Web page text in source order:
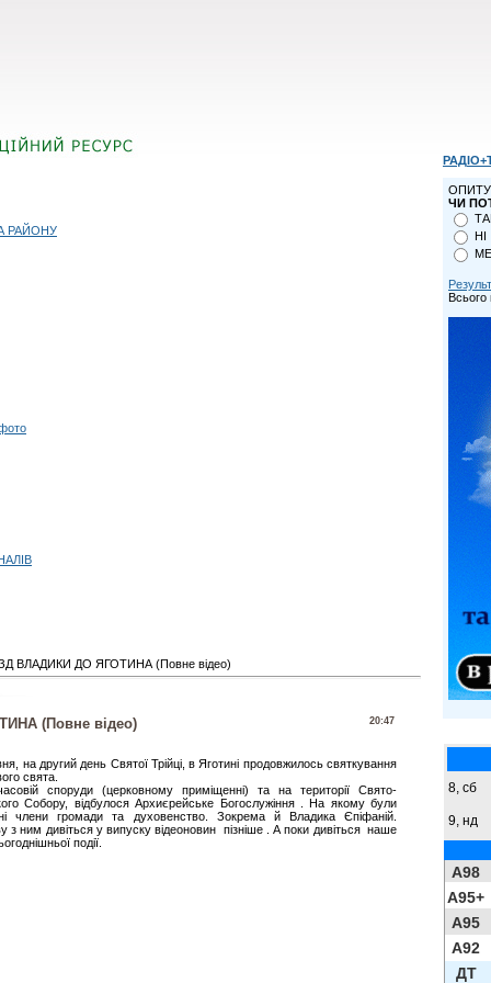
РАЙОНУ
ВЛАДИКИ ДО ЯГОТИНА (Повне відео)
20:47
(Повне відео)
на другий день Святої Трійці, в Яготині продовжилось святкування
свята.
споруди (церковному приміщенні) та на території Свято-
Собору, відбулося Архиєрейське Богослужіння . На якому були
члени громади та духовенство. Зокрема й Владика Єпіфаній.
з ним дивіться у випуску відеоновин пізніше . А поки дивіться наше
події.
ЧИ
НІ
Всього
8, сб
9, нд
A98
A95+
A95
A92
ДТ